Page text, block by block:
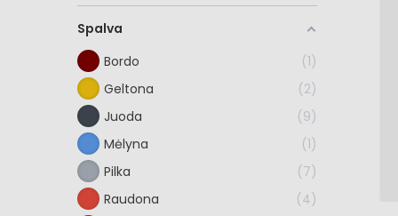
Spalva
Bordo
1
Geltona
2
Juoda
9
Mėlyna
1
Pilka
7
Raudona
4